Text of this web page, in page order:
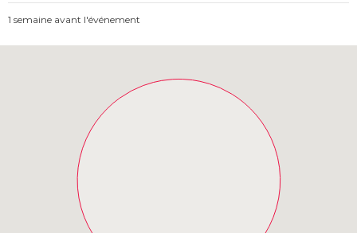
1 semaine avant l'événement